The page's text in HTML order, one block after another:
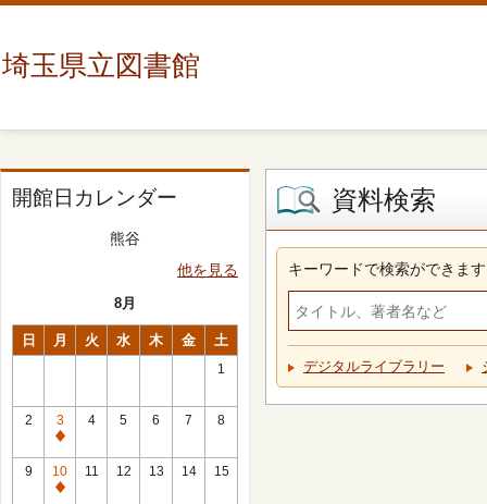
埼玉県立図書館
開館日カレンダー
熊谷
他を見る
8月
日 月 火 水 木 金 土
1
2
3
休
館
日
4 5 6 7 8
9
10
休
11 12 13 14 15
資料検索
キーワードで検索ができます
デジタルライブラリー